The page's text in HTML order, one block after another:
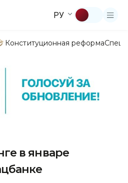
РУ
Конституционная реформа
в январе